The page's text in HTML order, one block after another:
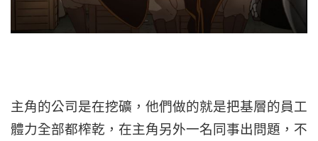
主角的公司是在挖礦，他們做的就是把基層的員工
體力全部都榨乾，在主角另外一名同事出問題，不